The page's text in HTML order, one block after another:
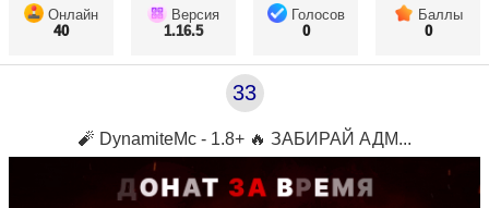
Онлайн
40
Версия
1.16.5
Голосов
0
Баллы
0
33
🧨 DynamiteMc - 1.8+ 🔥 ЗАБИРАЙ АДМ...